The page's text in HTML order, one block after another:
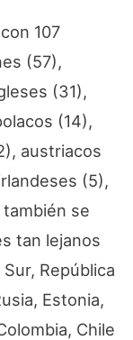
107
(57),
(31),
(14),
austriacos
(5),
se
tan lejanos
República
Estonia,
Chile